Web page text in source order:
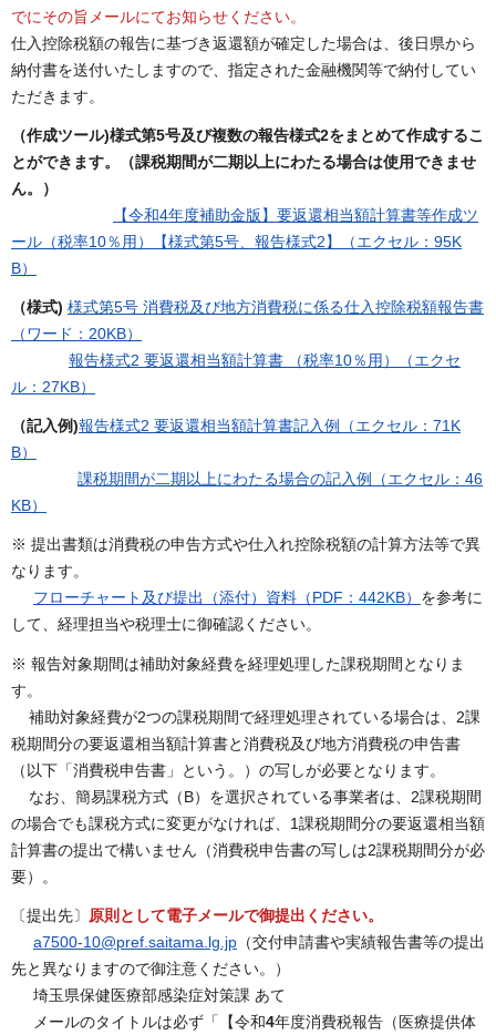
でにその旨メールにてお知らせください。
仕入控除税額の報告に基づき返還額が確定した場合は、後日県から
納付書を送付いたしますので、指定された金融機関等で納付してい
ただきます。
（作成ツール)様式第5号及び複数の報告様式2をまとめて作成するこ
とができます。（課税期間が二期以上にわたる場合は使用できませ
ん。）
【令和4年度補助金版】要返還相当額計算書等作成ツ
ール（税率10％用）【様式第5号、報告様式2】（エクセル：95K
B）
（様式) 様式第5号 消費税及び地方消費税に係る仕入控除税額報告書
（ワード：20KB）
報告様式2 要返還相当額計算書 （税率10％用）（エクセ
ル：27KB）
（記入例)報告様式2 要返還相当額計算書記入例（エクセル：71K
B）
課税期間が二期以上にわたる場合の記入例（エクセル：46
KB）
※ 提出書類は消費税の申告方式や仕入れ控除税額の計算方法等で異
なります。
フローチャート及び提出（添付）資料（PDF：442KB） を参考に
して、経理担当や税理士に御確認ください。
※ 報告対象期間は補助対象経費を経理処理した課税期間となりま
す。
補助対象経費が2つの課税期間で経理処理されている場合は、2課
税期間分の要返還相当額計算書と消費税及び地方消費税の申告書
（以下「消費税申告書」という。）の写しが必要となります。
なお、簡易課税方式（B）を選択されている事業者は、2課税期間
の場合でも課税方式に変更がなければ、1課税期間分の要返還相当額
計算書の提出で構いません（消費税申告書の写しは2課税期間分が必
要）。
〔提出先〕 原則として電子メールで御提出ください。
a7500-10@pref.saitama.lg.jp （交付申請書や実績報告書等の提出
先と異なりますので御注意ください。）
埼玉県保健医療部感染症対策課 あて
メールのタイトルは必ず「【令和4年度消費税報告（医療提供体